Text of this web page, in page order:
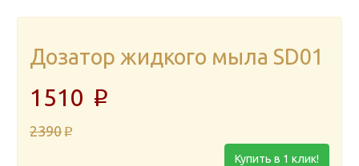
Дозатор жидкого мыла SD01
1510 p
2390 p
Купить в 1 клик!